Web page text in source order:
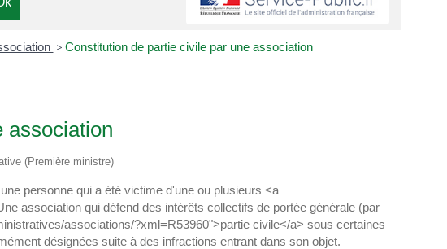
> Constitution de partie civile par une association
association
(Première ministre)
personne qui a été victime d'une ou plusieurs <a
association qui défend des intérêts collectifs de portée générale (par
associations/?xml=R53960">partie civile</a> sous certaines
désignées suite à des infractions entrant dans son objet.